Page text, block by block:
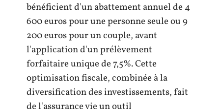
bénéficient d'un abattement annuel de 4
600 euros pour une personne seule ou 9
200 euros pour un couple, avant
l'application d'un prélèvement
forfaitaire unique de 7,5%. Cette
optimisation fiscale, combinée à la
diversification des investissements, fait